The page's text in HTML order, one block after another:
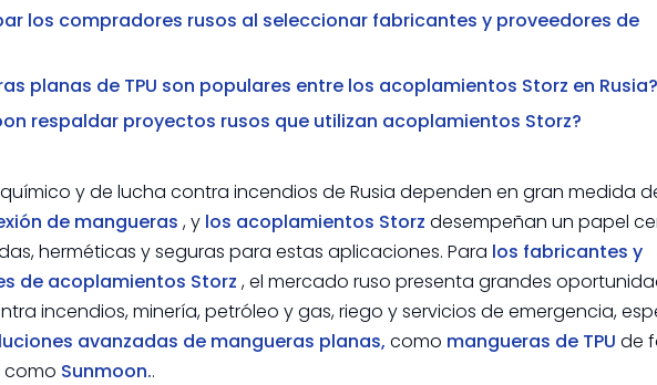
los compradores rusos al seleccionar fabricantes y proveedores de
planas de TPU son populares entre los acoplamientos Storz en Rusia?
respaldar proyectos rusos que utilizan acoplamientos Storz?
y de lucha contra incendios de Rusia dependen en gran medida
de mangueras , y los acoplamientos Storz desempeñan un papel
herméticas y seguras para estas aplicaciones. Para los fabricantes y
de acoplamientos Storz , el mercado ruso presenta grandes
incendios, minería, petróleo y gas, riego y servicios de emergencia,
avanzadas de mangueras planas, como mangueras de TPU de
como Sunmoon..